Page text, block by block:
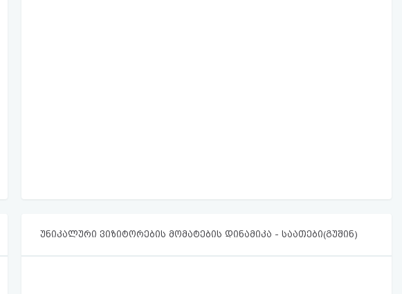
უნიკალური ვიზიტორების მომატების დინამიკა - საათები(გუშინ)